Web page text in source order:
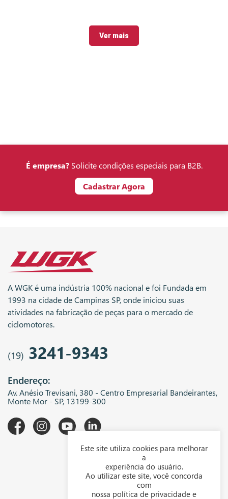
Ver mais
É empresa?Solicite condições especiais para B2B.
Cadastrar Agora
A WGK é uma indústria 100% nacional e foi Fundada em
1993 na cidade de Campinas SP, onde iniciou suas
atividades na fabricação de peças para o mercado de
ciclomotores.
(19) 3241-9343
Endereço:
Av. Anésio Trevisani, 380 - Centro Empresarial Bandeirantes,
Monte Mor - SP, 13199-300
Downloads
Representantes
Este site utiliza cookies para melhorar
a
experiência do usuário.
Ao utilizar este site, você concorda
com
nossa política de privacidade e